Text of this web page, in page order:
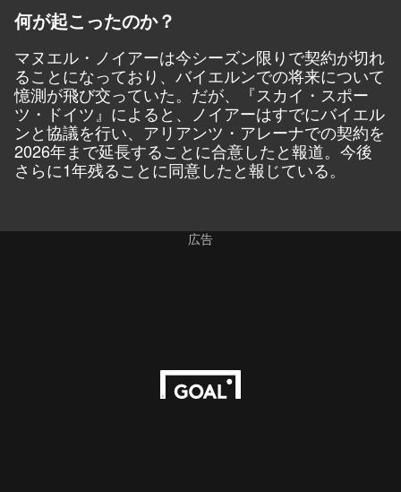
何が起こったのか？
マヌエル・ノイアーは今シーズン限りで契約が切れ
ることになっており、バイエルンでの将来について
憶測が飛び交っていた。だが、『スカイ・スポー
ツ・ドイツ』によると、ノイアーはすでにバイエル
ンと協議を行い、アリアンツ・アレーナでの契約を
2026年まで延長することに合意したと報道。今後
さらに1年残ることに同意したと報じている。
広告